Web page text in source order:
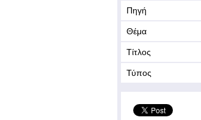
Πηγή
Θέμα
Τίτλος
Τύπος